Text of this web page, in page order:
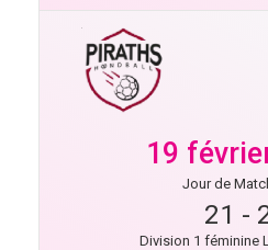
19
Jour de
21 -
Division 1 féminine